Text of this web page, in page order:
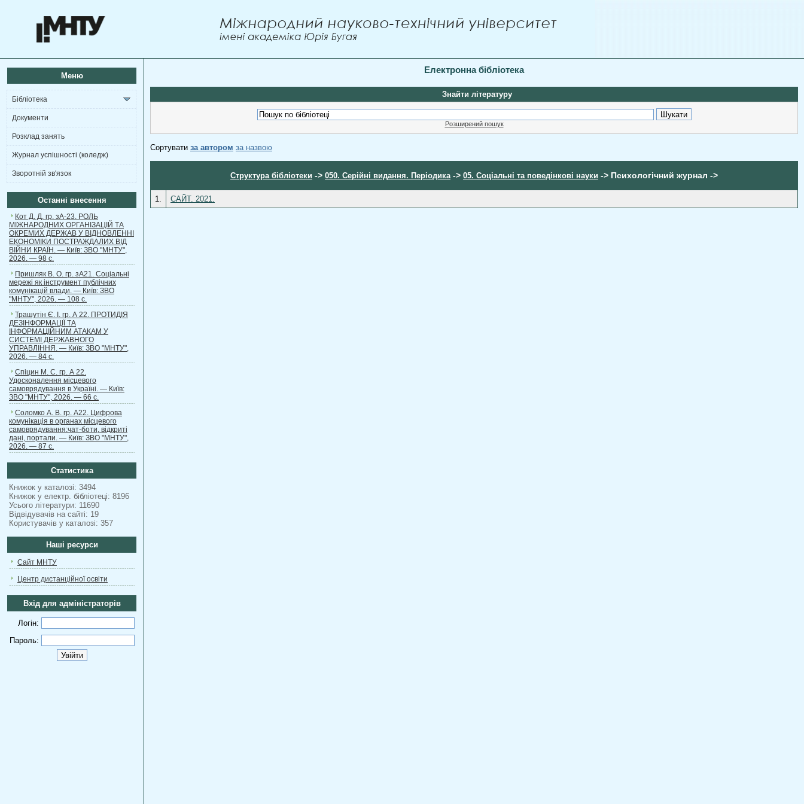
Меню
Бібліотека
Документи
Розклад занять
Журнал успішності (коледж)
Зворотній зв'язок
Останні внесення
Кот Д. Д. гр. зА-23. РОЛЬ
МІЖНАРОДНИХ ОРГАНІЗАЦІЙ ТА
ОКРЕМИХ ДЕРЖАВ У ВІДНОВЛЕННІ
ЕКОНОМІКИ ПОСТРАЖДАЛИХ ВІД
ВІЙНИ КРАЇН. — Київ: ЗВО "МНТУ",
2026. — 98 с.
Пришляк В. О. гр. зА21. Соціальні
мережі як інструмент публічних
комунікацій влади. — Київ: ЗВО
"МНТУ", 2026. — 108 с.
Трашутін Є. І. гр. А 22. ПРОТИДІЯ
ДЕЗІНФОРМАЦІЇ ТА
ІНФОРМАЦІЙНИМ АТАКАМ У
СИСТЕМІ ДЕРЖАВНОГО
УПРАВЛІННЯ. — Київ: ЗВО "МНТУ",
2026. — 84 с.
Спіцин М. С. гр. А 22.
Удосконалення місцевого
самоврядування в Україні. — Київ:
ЗВО "МНТУ", 2026. — 66 с.
Соломко А. В. гр. А22. Цифрова
комунікація в органах місцевого
самоврядування:чат-боти, відкриті
дані, портали. — Київ: ЗВО "МНТУ",
2026. — 87 с.
Статистика
Книжок у каталозі: 3494
Книжок у електр. бібліотеці: 8196
Усього літератури: 11690
Відвідувачів на сайті: 19
Користувачів у каталозі: 357
Наші ресурси
Сайт МНТУ
Центр дистанційної освіти
Вхід для адміністраторів
Логін:
Пароль:
Електронна бібліотека
Знайти літературу
Розширений пошук
Сортувати за автором за назвою
Структура бібліотеки -> 050. Серійні видання. Періодика -> 05. Соціальні та поведінкові науки -> Психологічний журнал ->
1. САЙТ. 2021.